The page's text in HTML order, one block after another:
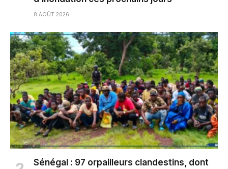
8 AOÛT 2026
Sénégal : 97 orpailleurs clandestins, dont